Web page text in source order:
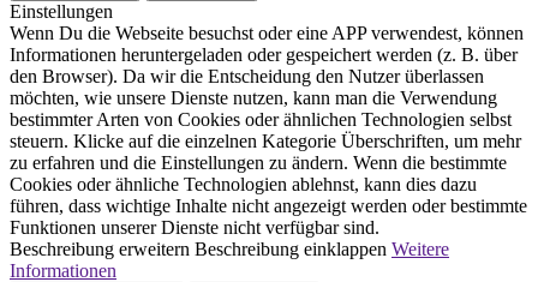
Einstellungen
Wenn Du die Webseite besuchst oder eine APP verwendest, können
Informationen heruntergeladen oder gespeichert werden (z. B. über
den Browser). Da wir die Entscheidung den Nutzer überlassen
möchten, wie unsere Dienste nutzen, kann man die Verwendung
bestimmter Arten von Cookies oder ähnlichen Technologien selbst
steuern. Klicke auf die einzelnen Kategorie Überschriften, um mehr
zu erfahren und die Einstellungen zu ändern. Wenn die bestimmte
Cookies oder ähnliche Technologien ablehnst, kann dies dazu
führen, dass wichtige Inhalte nicht angezeigt werden oder bestimmte
Funktionen unserer Dienste nicht verfügbar sind.
Beschreibung erweitern Beschreibung einklappen Weitere
Informationen